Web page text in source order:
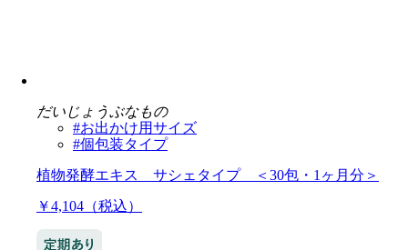
だいじょうぶなもの
#お出かけ用サイズ
#個包装タイプ
植物発酵エキス サシェタイプ ＜30包・1ヶ月分＞
￥4,104（税込）